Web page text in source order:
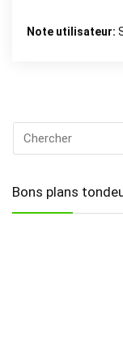
Note utilisateur:
Bons plans